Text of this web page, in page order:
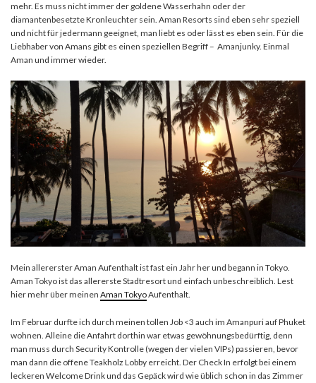
mehr. Es muss nicht immer der goldene Wasserhahn oder der
diamantenbesetzte Kronleuchter sein. Aman Resorts sind eben sehr speziell
und nicht für jedermann geeignet, man liebt es oder lässt es eben sein. Für die
Liebhaber von Amans gibt es einen speziellen Begriff – Amanjunky. Einmal
Aman und immer wieder.
Mein allererster Aman Aufenthalt ist fast ein Jahr her und begann in Tokyo.
Aman Tokyo ist das allererste Stadtresort und einfach unbeschreiblich. Lest
hier mehr über meinen Aman TokyoAufenthalt.
Im Februar durfte ich durch meinen tollen Job <3 auch im Amanpuri auf Phuket
wohnen. Alleine die Anfahrt dorthin war etwas gewöhnungsbedürftig, denn
man muss durch Security Kontrolle (wegen der vielen VIPs) passieren, bevor
man dann die offene Teakholz Lobby erreicht. Der Check In erfolgt bei einem
leckeren Welcome Drink und das Gepäck wird wie üblich schon in das Zimmer